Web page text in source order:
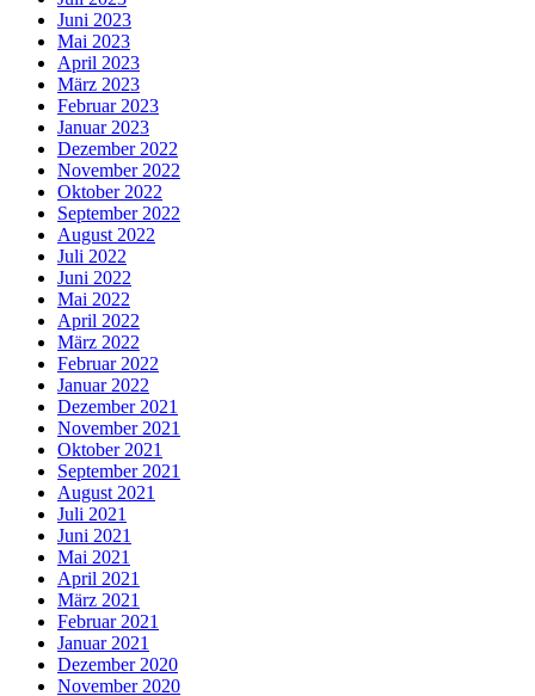
Juni 2023
Mai 2023
April 2023
März 2023
Februar 2023
Januar 2023
Dezember 2022
November 2022
Oktober 2022
September 2022
August 2022
Juli 2022
Juni 2022
Mai 2022
April 2022
März 2022
Februar 2022
Januar 2022
Dezember 2021
November 2021
Oktober 2021
September 2021
August 2021
Juli 2021
Juni 2021
Mai 2021
April 2021
März 2021
Februar 2021
Januar 2021
Dezember 2020
November 2020